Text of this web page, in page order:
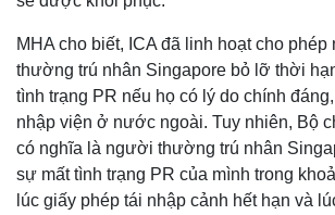
MHA cho biết, ICA đã linh hoạt cho
thường trú nhân Singapore bỏ lỡ thời
tình trạng PR nếu họ có lý do chính
nhập viện ở nước ngoài. Tuy nhiên, Bộ
có nghĩa là người thường trú nhân
sự mất tình trạng PR của mình trong
lúc giấy phép tái nhập cảnh hết hạn và